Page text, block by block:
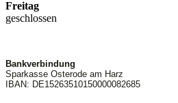
Freitag
geschlossen
Bankverbindung
Sparkasse Osterode am Harz
IBAN: DE15263510150000082685